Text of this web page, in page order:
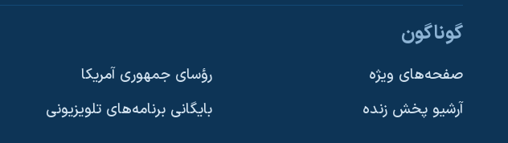
دنبال کنید
زبانهای مختلف
گوناگون
صفحه‌های ویژه
آرشیو پخش زنده
رؤسای جمهوری آمریکا
بایگانی برنامه‌های تلویزیونی